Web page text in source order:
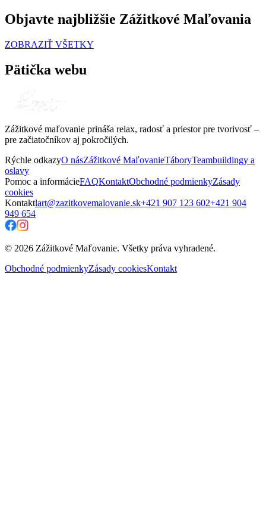
Objavte najbližšie Zážitkové Maľovania
ZOBRAZIŤ VŠETKY
Pätička webu
Zážitkové maľovanie prináša relax, radosť a priestor pre tvorivosť –
pre začiatočníkov aj pokročilých.
Rýchle odkazyO násZážitkové MaľovanieTáboryTeambuildingy a
oslavy
Pomoc a informácieFAQKontaktObchodné podmienkyZásady
cookies
Kontaktlart@zazitkovemalovanie.sk+421 907 123 602+421 904
949 654
© 2026 Zážitkové Maľovanie. Všetky práva vyhradené.
Obchodné podmienkyZásady cookiesKontakt